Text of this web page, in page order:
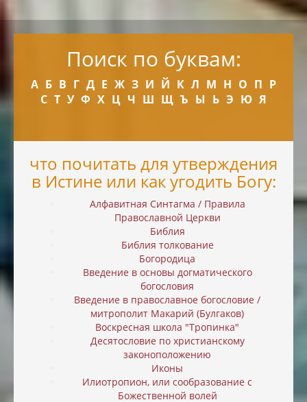
Поиск по буквам:
А Б В Г Д Е Ж З И Й К Л М Н О П Р
С Т У Ф Х Ц Ч Ш Щ Ъ Ы Ь Э Ю Я
что почитать для утверждения
в Истине или как угодить Богу:
Алфавитная Синтагма / Правила
Православной Церкви
Библия
Библия толкование
Богородица
Введение в основы догматического
богословия
Введение в православное богословие /
митрополит Макарий (Булгаков)
Воскресная школа "Тропинка"
Десятословие по христианскому
законоположению
Иконы
Илиотропион, или cообразование с
Божественной волей